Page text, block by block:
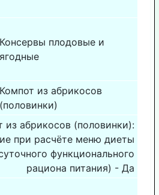
Консервы плодовые и
ягодные
Компот из абрикосов
(половинки)
из абрикосов (половинки):
при расчёте меню диеты
функционального
рациона питания) - Да